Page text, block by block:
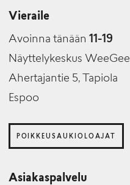
Vieraile
Avoinna tänään 11-19
Näyttelykeskus WeeGee
Ahertajantie 5, Tapiola
Espoo
POIKKEUSAUKIOLOAJAT
Asiakaspalvelu